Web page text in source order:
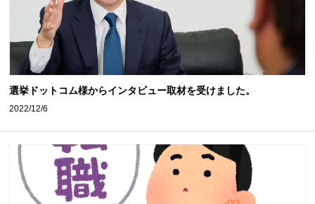
選挙ドットコム様からインタビュー取材を受けました。
2022/12/6